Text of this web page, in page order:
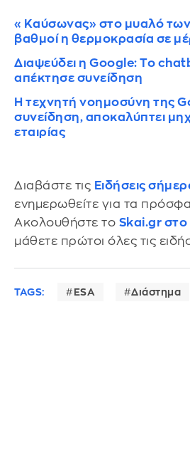
«Καύσωνας» στο μυαλό
βαθμοί η θερμοκρασία σε
Διαψεύδει η Google: Το
απέκτησε συνείδηση
Η τεχνητή νοημοσύνη της
συνείδηση, αποκαλύπτει
εταιρίας
Διαβάστε τις Ειδήσεις
ενημερωθείτε για τα
Ακολουθήστε το Skai.gr στο
μάθετε πρώτοι όλες τις
TAGS: ESA Διάστημα